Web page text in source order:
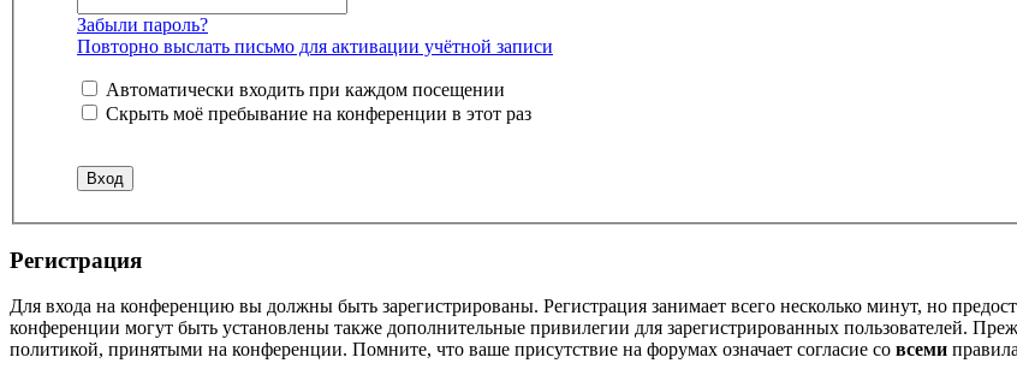
Забыли пароль?
Повторно выслать письмо для активации учётной записи
Автоматически входить при каждом посещении
Скрыть моё пребывание на конференции в этот раз
Регистрация
Для входа на конференцию вы должны быть зарегистрированы. Регистрация занимает всего несколько минут, но
конференции могут быть установлены также дополнительные привилегии для зарегистрированных пользователей.
политикой, принятыми на конференции. Помните, что ваше присутствие на форумах означает согласие со всеми